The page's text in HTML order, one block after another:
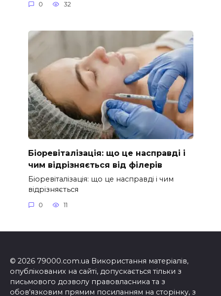
0 32
Біоревіталізація: що це насправді і
чим відрізняється від філерів
Біоревіталізація: що це насправді і чим
відрізняється
0 11
© 2026 79000.com.ua Використання матеріалів,
опублікованих на сайті, допускається тільки з
письмового дозволу правовласника та з
обов'язковим прямим посиланням на сторінку, з